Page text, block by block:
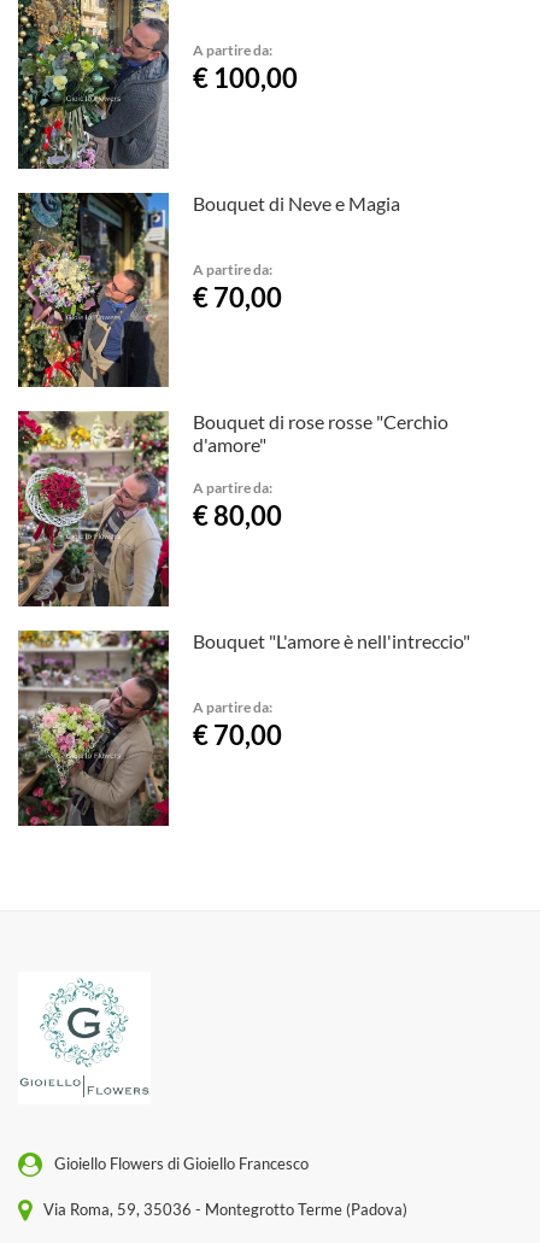
A partire da:
€ 100,00
Bouquet di Neve e Magia
A partire da:
€ 70,00
Bouquet di rose rosse "Cerchio
d'amore"
A partire da:
€ 80,00
Bouquet "L'amore è nell'intreccio"
A partire da:
€ 70,00
Gioiello Flowers di Gioiello Francesco
Via Roma, 59, 35036 - Montegrotto Terme (Padova)